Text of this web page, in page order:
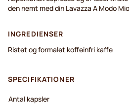
den nemt med din Lavazza A Modo
INGREDIENSER
Ristet og formalet koffeinfri kaffe
SPECIFIKATIONER
Antal kapsler